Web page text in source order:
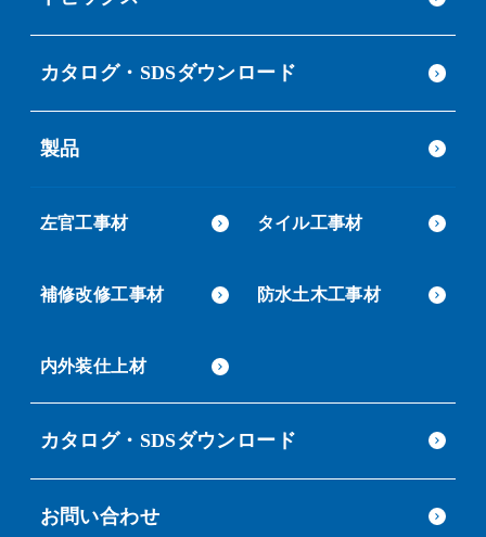
カタログ・SDSダウンロード
製品
左官工事材 タイル工事材
補修改修工事材 防水土木工事材
内外装仕上材
カタログ・SDSダウンロード
お問い合わせ